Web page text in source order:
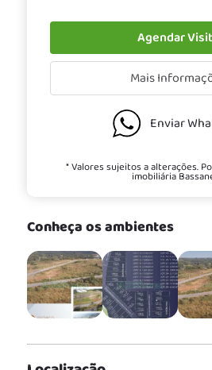
Agendar
Mais
Enviar
* Valores sujeitos a alterações.
imobiliária
Conheça os ambientes